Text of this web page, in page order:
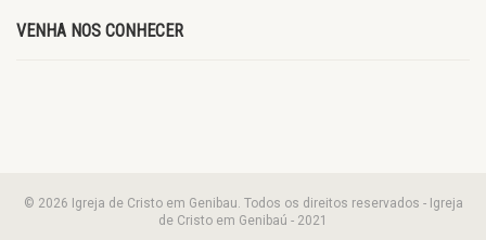
VENHA NOS CONHECER
© 2026 Igreja de Cristo em Genibau. Todos os direitos reservados - Igreja
de Cristo em Genibaú - 2021